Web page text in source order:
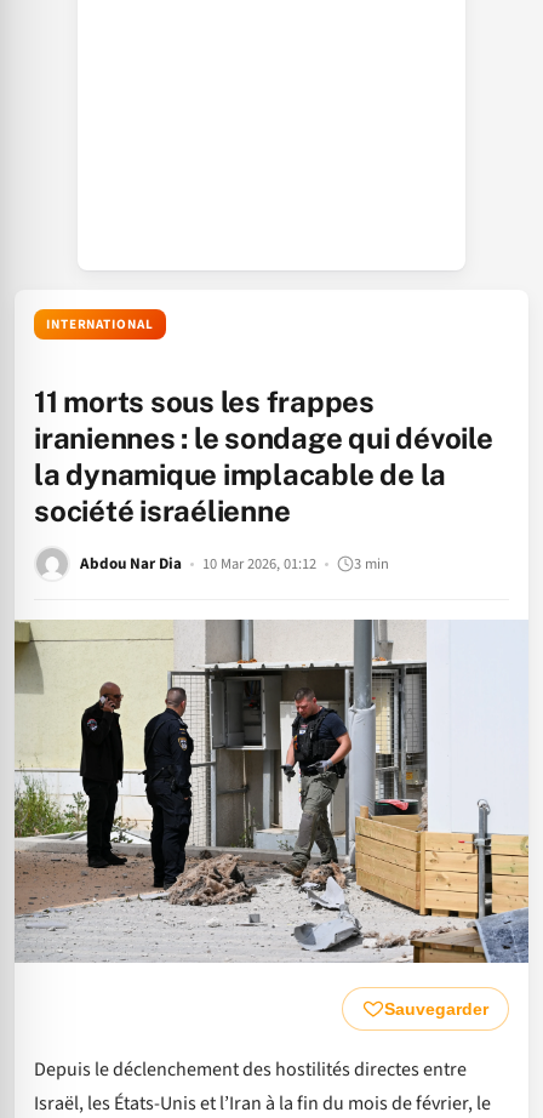
INTERNATIONAL
11 morts sous les frappes
iraniennes : le sondage qui dévoile
la dynamique implacable de la
société israélienne
Abdou Nar Dia 10 Mar 2026, 01:12 3 min
Sauvegarder
Depuis le déclenchement des hostilités directes entre
Israël, les États-Unis et l’Iran à la fin du mois de février, le